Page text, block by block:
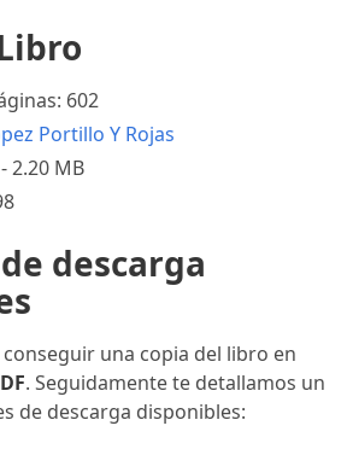
602
Portillo Y Rojas
2.20 MB
descarga
una copia del libro en
. Seguidamente te detallamos un
de descarga disponibles: